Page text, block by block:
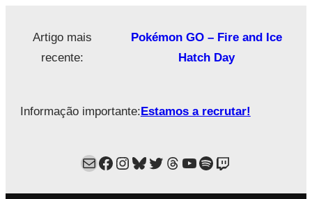
Artigo mais
recente:
Pokémon GO – Fire and Ice
Hatch Day
Informação importante:Estamos a recrutar!
MailFacebook
Instagram
Bluesky
Twitter
Estamos no Threads!
YouTube
Spotify
Twitch